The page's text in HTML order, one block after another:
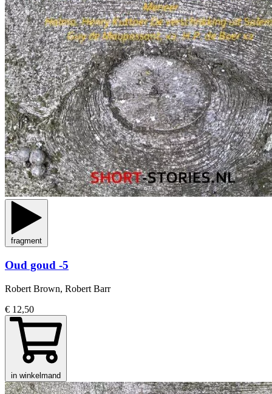
fragment
Oud goud -5
Robert Brown, Robert Barr
€ 12,50
in winkelmand